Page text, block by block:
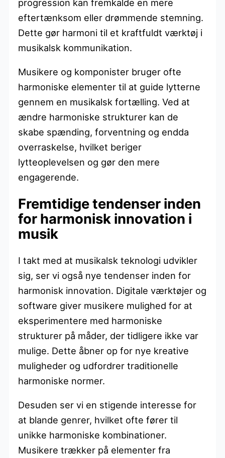
progression kan fremkalde en mere
eftertænksom eller drømmende stemning.
Dette gør harmoni til et kraftfuldt værktøj i
musikalsk kommunikation.
Musikere og komponister bruger ofte
harmoniske elementer til at guide lytterne
gennem en musikalsk fortælling. Ved at
ændre harmoniske strukturer kan de
skabe spænding, forventning og endda
overraskelse, hvilket beriger
lytteoplevelsen og gør den mere
engagerende.
Fremtidige tendenser inden
for harmonisk innovation i
musik
I takt med at musikalsk teknologi udvikler
sig, ser vi også nye tendenser inden for
harmonisk innovation. Digitale værktøjer og
software giver musikere mulighed for at
eksperimentere med harmoniske
strukturer på måder, der tidligere ikke var
mulige. Dette åbner op for nye kreative
muligheder og udfordrer traditionelle
harmoniske normer.
Desuden ser vi en stigende interesse for
at blande genrer, hvilket ofte fører til
unikke harmoniske kombinationer.
Musikere trækker på elementer fra